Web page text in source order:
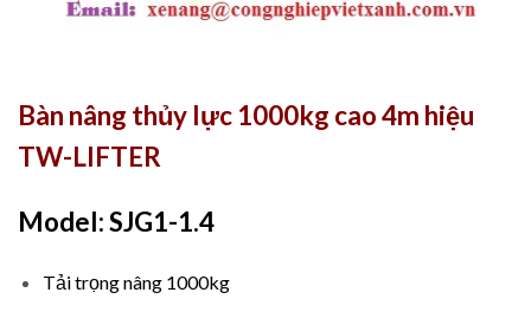
Bàn nâng thủy lực 1000kg cao 4m hiệu
TW-LIFTER
Model: SJG1-1.4
Tải trọng nâng 1000kg